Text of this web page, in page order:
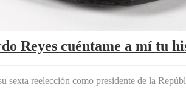
Reyes cuéntame a mí tu
sexta reelección como presidente de la